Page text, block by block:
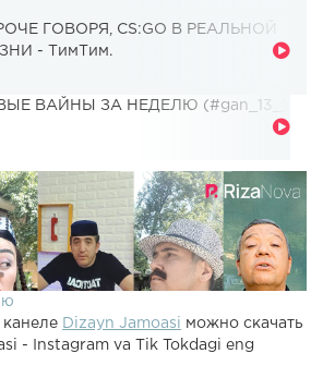
ГОВОРЯ, CS:GO В РЕАЛЬНОЙ
- ТимТим.
ВАЙНЫ ЗА НЕДЕЛЮ (#gan_13_)
канеле
Dizayn Jamoasi можно скачать
- Instagram va Tik Tokdagi eng